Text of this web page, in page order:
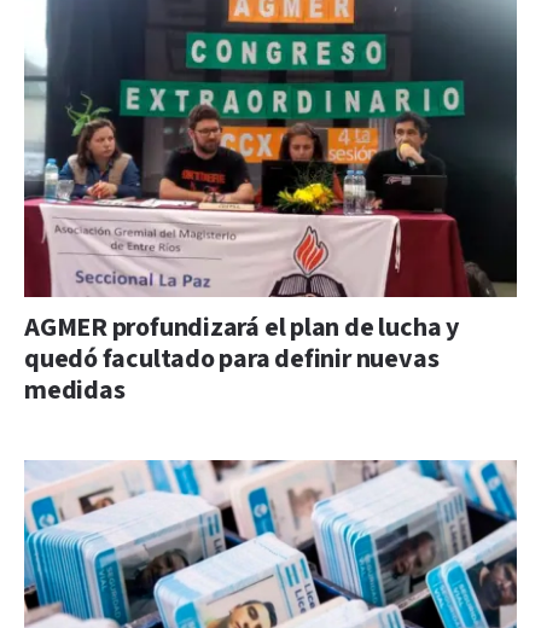
AGMER profundizará el plan de lucha y
quedó facultado para definir nuevas
medidas